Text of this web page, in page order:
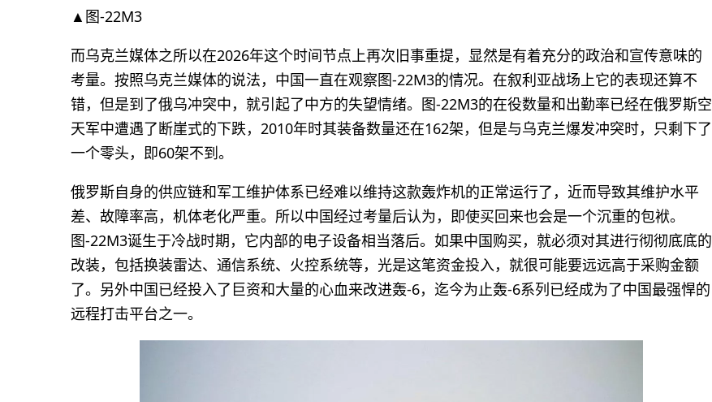
▲图-22M3
而乌克兰媒体之所以在2026年这个时间节点上再次旧事重提，显然是有着充分的政治和宣传意味的
考量。按照乌克兰媒体的说法，中国一直在观察图-22M3的情况。在叙利亚战场上它的表现还算不
错，但是到了俄乌冲突中，就引起了中方的失望情绪。图-22M3的在役数量和出勤率已经在俄罗斯空
天军中遭遇了断崖式的下跌，2010年时其装备数量还在162架，但是与乌克兰爆发冲突时，只剩下了
一个零头，即60架不到。
俄罗斯自身的供应链和军工维护体系已经难以维持这款轰炸机的正常运行了，近而导致其维护水平
差、故障率高，机体老化严重。所以中国经过考量后认为，即使买回来也会是一个沉重的包袱。
图-22M3诞生于冷战时期，它内部的电子设备相当落后。如果中国购买，就必须对其进行彻彻底底的
改装，包括换装雷达、通信系统、火控系统等，光是这笔资金投入，就很可能要远远高于采购金额
了。另外中国已经投入了巨资和大量的心血来改进轰-6，迄今为止轰-6系列已经成为了中国最强悍的
远程打击平台之一。